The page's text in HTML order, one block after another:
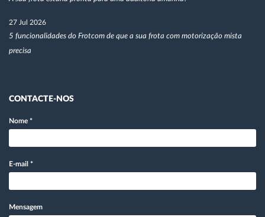
27 Jul 2026
5 funcionalidades do Frotcom de que a sua frota com motorização mista
precisa
CONTACTE-NOS
Nome *
E-mail *
Mensagem